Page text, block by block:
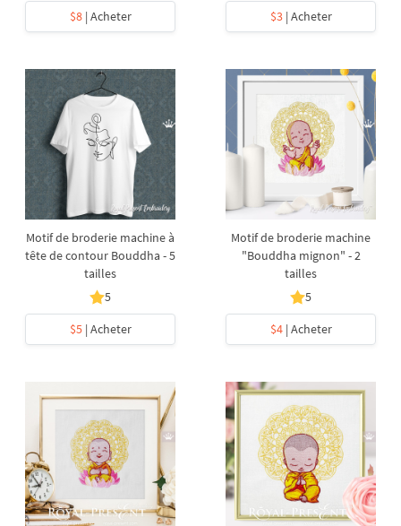
$8| Acheter
$3| Acheter
Motif de broderie machine à
tête de contour Bouddha - 5
tailles
5
$5| Acheter
Motif de broderie machine
"Bouddha mignon" - 2
tailles
5
$4| Acheter